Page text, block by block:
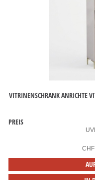
VITRINENSCHRANK ANRICHTE
PREIS
CHF